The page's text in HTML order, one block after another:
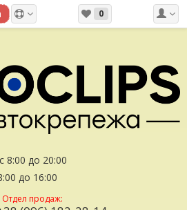
0
8:00 до 20:00
до 16:00
Отдел продаж: